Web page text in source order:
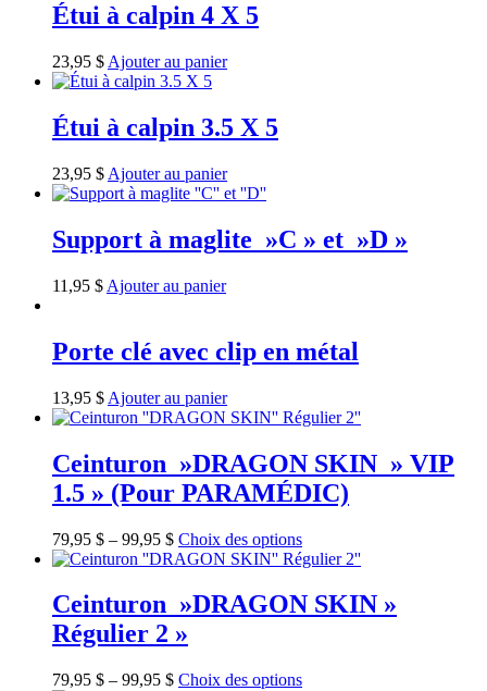
Étui à calpin 4 X 5
23,95 $ Ajouter au panier
Étui à calpin 3.5 X 5
23,95 $ Ajouter au panier
Support à maglite »C » et »D »
11,95 $ Ajouter au panier
Porte clé avec clip en métal
13,95 $ Ajouter au panier
Ceinturon »DRAGON SKIN » VIP
1.5 » (Pour PARAMÉDIC)
79,95 $ – 99,95 $ Choix des options
Ceinturon »DRAGON SKIN »
Régulier 2 »
79,95 $ – 99,95 $ Choix des options